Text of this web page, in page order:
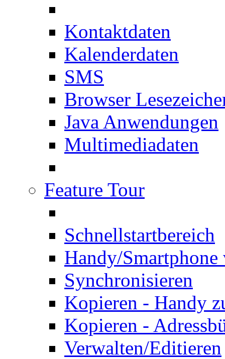
Kontaktdaten
Kalenderdaten
SMS
Browser
Java Anwendungen
Multimediadaten
Feature Tour
Schnellstartbereich
Handy/Smartphone
Synchronisieren
Kopieren - Handy
Kopieren -
Verwalten/Editieren